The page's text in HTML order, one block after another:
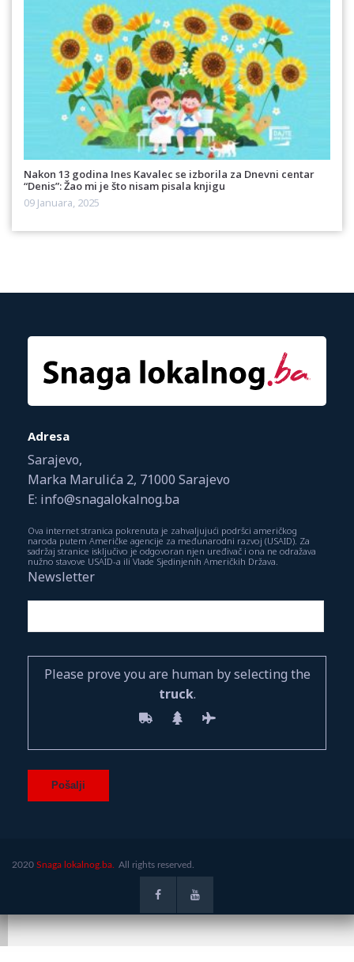
Nakon 13 godina Ines Kavalec se izborila za Dnevni centar
“Denis”: Žao mi je što nisam pisala knjigu
09 Januara, 2025
Adresa
Sarajevo,
Marka Marulića 2, 71000 Sarajevo
E: info@snagalokalnog.ba
Ova internet stranica pokrenuta je zahvaljujući podršci američkog
naroda putem Američke agencije za međunarodni razvoj (USAID). Za
sadržaj stranice isključivo je odgovoran njen uređivač i ona ne odražava
nužno stavove USAID-a ili Vlade Sjedinjenih Američkih Država.
Newsletter
Please prove you are human by selecting the
truck.
2020 Snaga lokalnog.ba. All rights reserved.